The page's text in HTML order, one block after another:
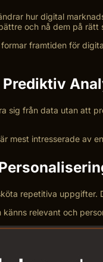
hur digital
och nå dem på rätt
framtiden för
sig från data utan att
mest intresserade av
repetitiva
känns relevant och